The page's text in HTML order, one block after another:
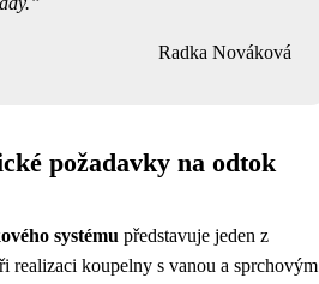
Radka Nováková
požadavky na odtok
systému představuje jeden z
realizaci koupelny s vanou a sprchovým